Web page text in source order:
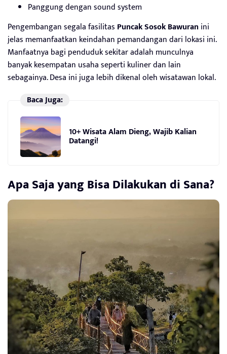
Panggung dengan sound system
Pengembangan segala fasilitas Puncak Sosok Bawuran ini
jelas memanfaatkan keindahan pemandangan dari lokasi ini.
Manfaatnya bagi penduduk sekitar adalah munculnya
banyak kesempatan usaha seperti kuliner dan lain
sebagainya. Desa ini juga lebih dikenal oleh wisatawan lokal.
Baca Juga:
10+ Wisata Alam Dieng, Wajib Kalian
Datangi!
Apa Saja yang Bisa Dilakukan di Sana?